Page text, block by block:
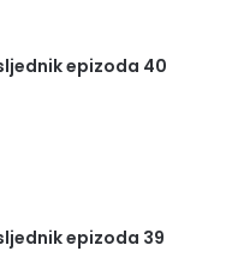
epizoda 40
epizoda 39